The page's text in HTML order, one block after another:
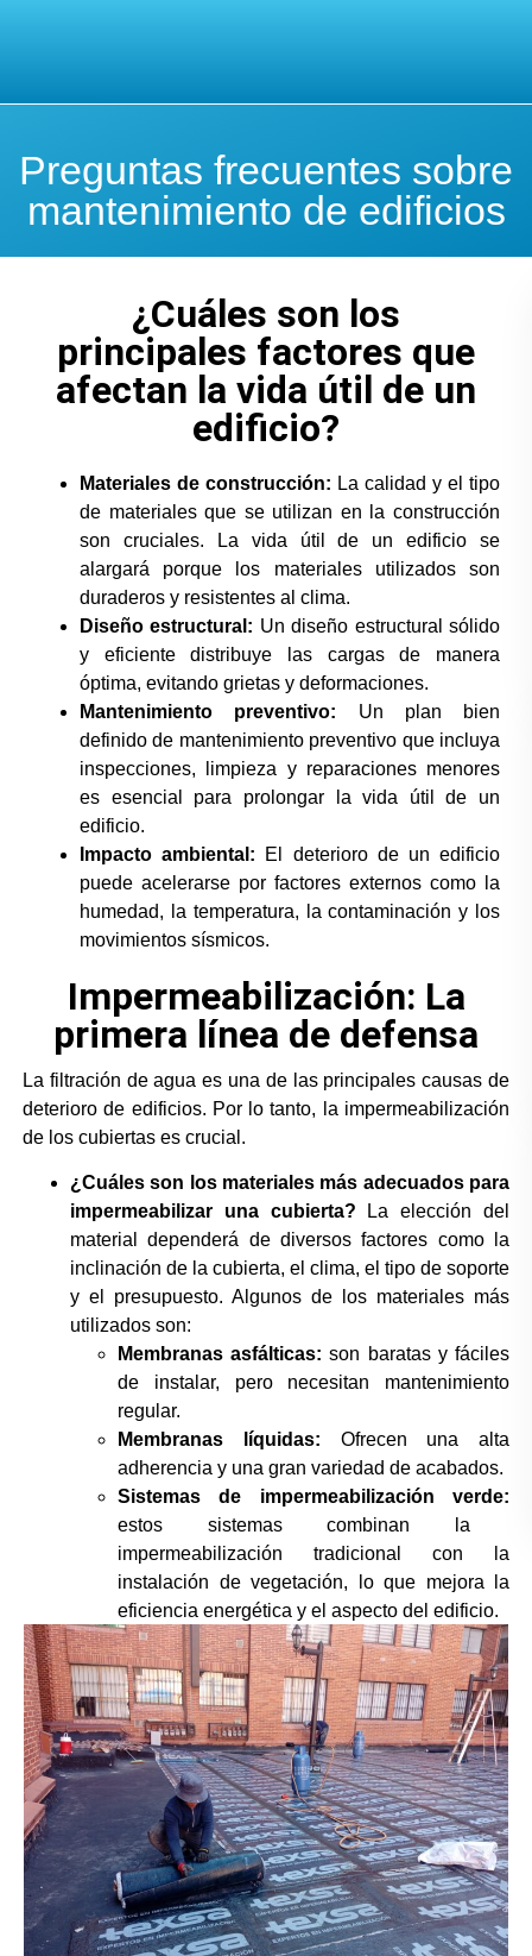
Preguntas frecuentes sobre
mantenimiento de edificios
¿Cuáles son los
principales factores que
afectan la vida útil de un
edificio?
Materiales de construcción: La calidad y el tipo
de materiales que se utilizan en la construcción
son cruciales. La vida útil de un edificio se
alargará porque los materiales utilizados son
duraderos y resistentes al clima.
Diseño estructural: Un diseño estructural sólido
y eficiente distribuye las cargas de manera
óptima, evitando grietas y deformaciones.
Mantenimiento preventivo: Un plan bien
definido de mantenimiento preventivo que incluya
inspecciones, limpieza y reparaciones menores
es esencial para prolongar la vida útil de un
edificio.
Impacto ambiental: El deterioro de un edificio
puede acelerarse por factores externos como la
humedad, la temperatura, la contaminación y los
movimientos sísmicos.
Impermeabilización: La
primera línea de defensa
La filtración de agua es una de las principales causas de
deterioro de edificios. Por lo tanto, la impermeabilización
de los cubiertas es crucial.
¿Cuáles son los materiales más adecuados para
impermeabilizar una cubierta? La elección del
material dependerá de diversos factores como la
inclinación de la cubierta, el clima, el tipo de soporte
y el presupuesto. Algunos de los materiales más
utilizados son:
Membranas asfálticas: son baratas y fáciles
de instalar, pero necesitan mantenimiento
regular.
Membranas líquidas: Ofrecen una alta
adherencia y una gran variedad de acabados.
Sistemas de impermeabilización verde:
estos sistemas combinan la
impermeabilización tradicional con la
instalación de vegetación, lo que mejora la
eficiencia energética y el aspecto del edificio.